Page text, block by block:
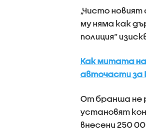
„Чисто
му няма как
полиция”
Как митата
авточасти за
От бранша не
установят
внесени 250